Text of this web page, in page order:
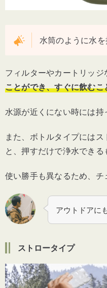
水筒のように水を
フィルターやカートリッジ
ことができ、すぐに飲む
水源が近くにない時には持
また、ボトルタイプには
と、押すだけで浄水できる
使い勝手も異なるため、チ
アウトドアに
ストロータイプ